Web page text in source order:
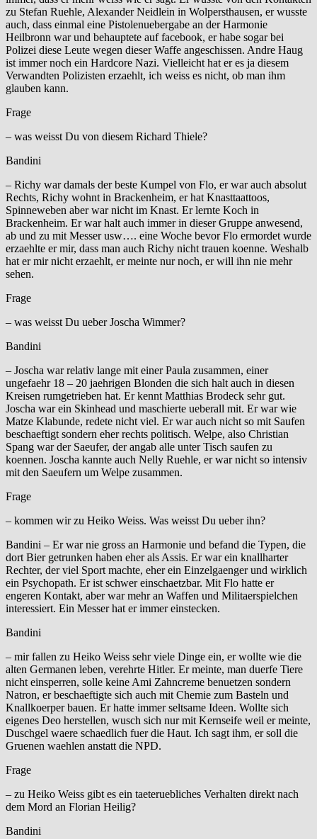
zu Stefan Ruehle, Alexander Neidlein in Wolpersthausen, er wusste
auch, dass einmal eine Pistolenuebergabe an der Harmonie
Heilbronn war und behauptete auf facebook, er habe sogar bei
Polizei diese Leute wegen dieser Waffe angeschissen. Andre Haug
ist immer noch ein Hardcore Nazi. Vielleicht hat er es ja diesem
Verwandten Polizisten erzaehlt, ich weiss es nicht, ob man ihm
glauben kann.
Frage
– was weisst Du von diesem Richard Thiele?
Bandini
– Richy war damals der beste Kumpel von Flo, er war auch absolut
Rechts, Richy wohnt in Brackenheim, er hat Knasttaattoos,
Spinneweben aber war nicht im Knast. Er lernte Koch in
Brackenheim. Er war halt auch immer in dieser Gruppe anwesend,
ab und zu mit Messer usw…. eine Woche bevor Flo ermordet wurde
erzaehlte er mir, dass man auch Richy nicht trauen koenne. Weshalb
hat er mir nicht erzaehlt, er meinte nur noch, er will ihn nie mehr
sehen.
Frage
– was weisst Du ueber Joscha Wimmer?
Bandini
– Joscha war relativ lange mit einer Paula zusammen, einer
ungefaehr 18 – 20 jaehrigen Blonden die sich halt auch in diesen
Kreisen rumgetrieben hat. Er kennt Matthias Brodeck sehr gut.
Joscha war ein Skinhead und maschierte ueberall mit. Er war wie
Matze Klabunde, redete nicht viel. Er war auch nicht so mit Saufen
beschaeftigt sondern eher rechts politisch. Welpe, also Christian
Spang war der Saeufer, der angab alle unter Tisch saufen zu
koennen. Joscha kannte auch Nelly Ruehle, er war nicht so intensiv
mit den Saeufern um Welpe zusammen.
Frage
– kommen wir zu Heiko Weiss. Was weisst Du ueber ihn?
Bandini – Er war nie gross an Harmonie und befand die Typen, die
dort Bier getrunken haben eher als Assis. Er war ein knallharter
Rechter, der viel Sport machte, eher ein Einzelgaenger und wirklich
ein Psychopath. Er ist schwer einschaetzbar. Mit Flo hatte er
engeren Kontakt, aber war mehr an Waffen und Militaerspielchen
interessiert. Ein Messer hat er immer einstecken.
Bandini
– mir fallen zu Heiko Weiss sehr viele Dinge ein, er wollte wie die
alten Germanen leben, verehrte Hitler. Er meinte, man duerfe Tiere
nicht einsperren, solle keine Ami Zahncreme benuetzen sondern
Natron, er beschaeftigte sich auch mit Chemie zum Basteln und
Knallkoerper bauen. Er hatte immer seltsame Ideen. Wollte sich
eigenes Deo herstellen, wusch sich nur mit Kernseife weil er meinte,
Duschgel waere schaedlich fuer die Haut. Ich sagt ihm, er soll die
Gruenen waehlen anstatt die NPD.
Frage
– zu Heiko Weiss gibt es ein taeteruebliches Verhalten direkt nach
dem Mord an Florian Heilig?
Bandini